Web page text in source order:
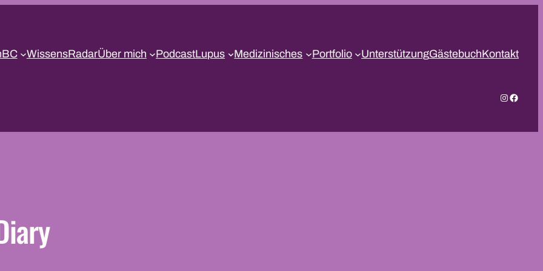
WissensRadarÜber mich PodcastLupus Medizinisches Portfolio UnterstützungGästebuchKontakt
Instagram